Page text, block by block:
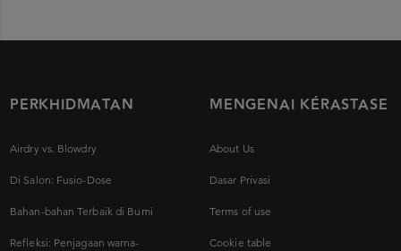
PERKHIDMATAN
Airdry vs. Blowdry
Di Salon: Fusio-Dose
Bahan-bahan Terbaik di Bumi
Refleksi: Penjagaan warna-
MENGENAI KÉRASTASE
About Us
Dasar Privasi
Terms of use
Cookie table